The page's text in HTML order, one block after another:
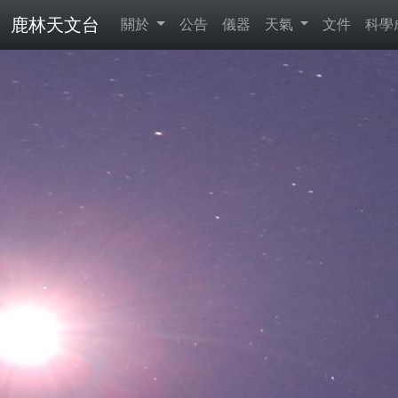
鹿林天文台 關於 公告 儀器 天氣 文件 科